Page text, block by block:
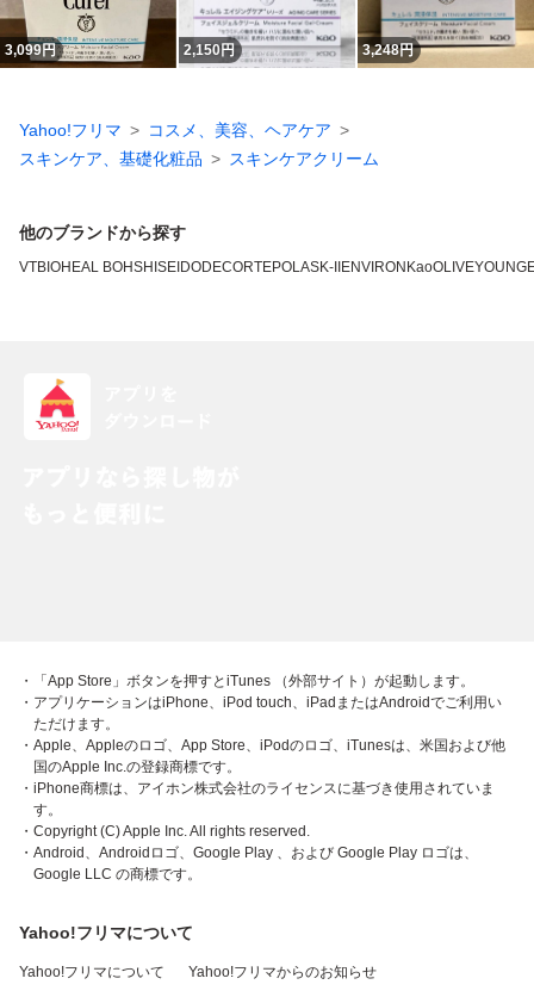
3,099円 2,150円 3,248円
Yahoo!フリマ
コスメ、美容、ヘアケア
スキンケア、基礎化粧品
スキンケアクリーム
他のブランドから探す
VTBIOHEAL BOHSHISEIDODECORTEPOLASK-II ENVIRON KaoOLIVEYOUNG
・「App Store」ボタンを押すとiTunes （外部サイト）が起動します。
・アプリケーションはiPhone、iPod touch、iPadまたはAndroidでご利用い
ただけます。
・Apple、Appleのロゴ、App Store、iPodのロゴ、iTunesは、米国および他
国のApple Inc.の登録商標です。
・iPhone商標は、アイホン株式会社のライセンスに基づき使用されていま
す。
・Copyright (C) Apple Inc. All rights reserved.
・Android、Androidロゴ、Google Play 、および Google Play ロゴは、
Google LLC の商標です。
Yahoo!フリマについて
Yahoo!フリマについて Yahoo!フリマからのお知らせ